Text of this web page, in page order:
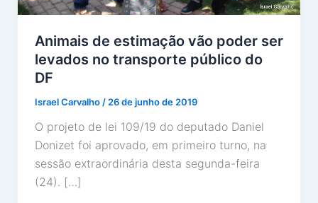
Animais de estimação vão poder ser
levados no transporte público do
DF
Israel Carvalho / 26 de junho de 2019
O projeto de lei 109/19 do deputado Daniel
Donizet foi aprovado, em primeiro turno, na
sessão extraordinária desta segunda-feira
(24). […]